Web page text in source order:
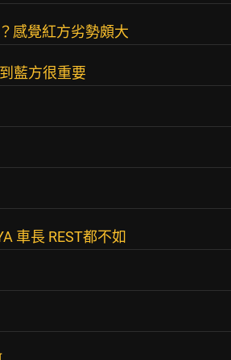
感覺紅方劣勢頗大
藍方很重要
車長 REST都不如